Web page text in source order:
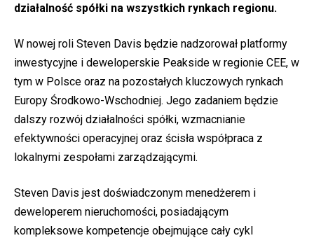
działalność spółki na wszystkich rynkach regionu.
W nowej roli Steven Davis będzie nadzorował platformy
inwestycyjne i deweloperskie Peakside w regionie CEE, w
tym w Polsce oraz na pozostałych kluczowych rynkach
Europy Środkowo-Wschodniej. Jego zadaniem będzie
dalszy rozwój działalności spółki, wzmacnianie
efektywności operacyjnej oraz ścisła współpraca z
lokalnymi zespołami zarządzającymi.
Steven Davis jest doświadczonym menedżerem i
deweloperem nieruchomości, posiadającym
kompleksowe kompetencje obejmujące cały cykl